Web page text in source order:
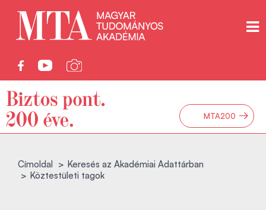
MTA200 →
Címoldal
Keresés az Akadémiai Adattárban
Köztestületi tagok